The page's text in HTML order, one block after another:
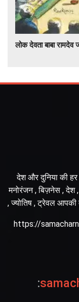
लोक देवता बाबा रामदेव
देश और दुनिया की
मनोरंजन , बिज़नेस , देश ,
, ज्योतिष , ट्रेवल
https://
: